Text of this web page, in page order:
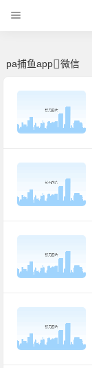
pa捕鱼app 微信